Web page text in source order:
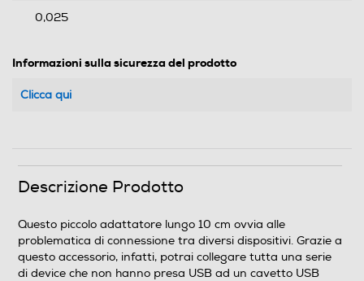
0,025
Informazioni sulla sicurezza del prodotto
Clicca qui
Descrizione Prodotto
Questo piccolo adattatore lungo 10 cm ovvia alle
problematica di connessione tra diversi dispositivi. Grazie a
questo accessorio, infatti, potrai collegare tutta una serie
di device che non hanno presa USB ad un cavetto USB